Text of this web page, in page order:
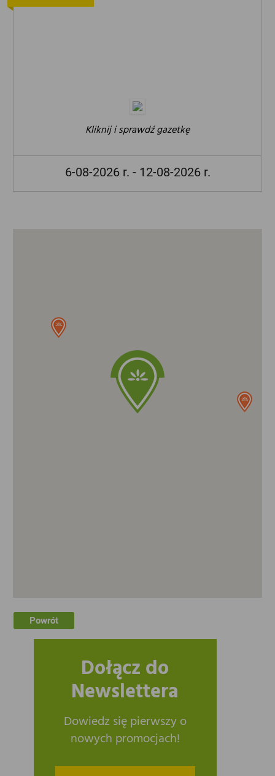
Kliknij i sprawdź gazetkę
6-08-2026 r. - 12-08-2026 r.
Powrót
Dołącz do
Newslettera
Dowiedz się pierwszy o
nowych promocjach!